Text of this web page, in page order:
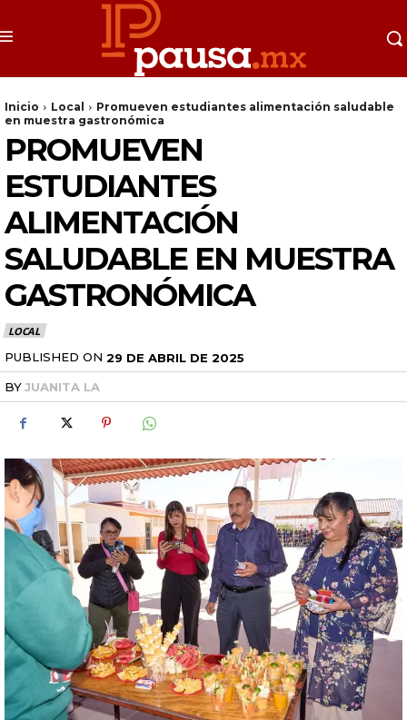
Inicio Local
Promueven estudiantes alimentación saludable
en muestra gastronómica
PROMUEVEN
ESTUDIANTES
ALIMENTACIÓN
SALUDABLE EN MUESTRA
GASTRONÓMICA
LOCAL
PUBLISHED ON 29 DE ABRIL DE 2025
BYJUANITA LA